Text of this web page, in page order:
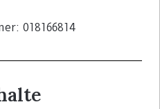
018166814